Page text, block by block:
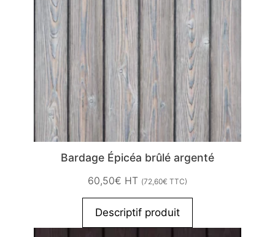
Bardage Épicéa brûlé argenté
60,50€ HT (72,60€ TTC)
Descriptif produit